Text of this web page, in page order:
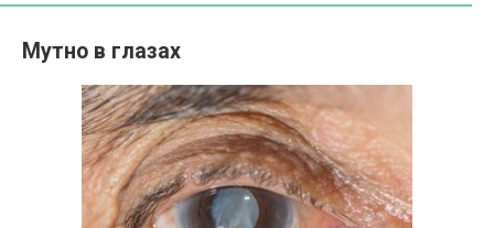
Мутно в глазах